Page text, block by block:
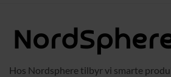
Hos Nordsphere tilbyr vi smarte